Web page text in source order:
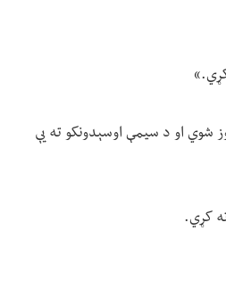
شوي او د سیمې اوسېدونکو ته یې
کړي.